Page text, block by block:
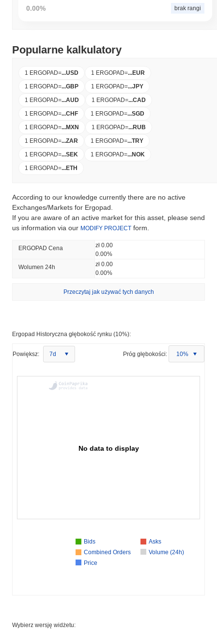
0.00% brak rangi
Popularne kalkulatory
1 ERGOPAD=...USD 1 ERGOPAD=...EUR
1 ERGOPAD=...GBP 1 ERGOPAD=...JPY
1 ERGOPAD=...AUD 1 ERGOPAD=...CAD
1 ERGOPAD=...CHF 1 ERGOPAD=...SGD
1 ERGOPAD=...MXN 1 ERGOPAD=...RUB
1 ERGOPAD=...ZAR 1 ERGOPAD=...TRY
1 ERGOPAD=...SEK 1 ERGOPAD=...NOK
1 ERGOPAD=...ETH
According to our knowledge currently there are no active
Exchanges/Markets for Ergopad.
If you are aware of an active market for this asset, please send
us information via our MODIFY PROJECT form.
ERGOPAD Cena
zł 0.00
0.00%
Wolumen 24h
zł 0.00
0.00%
Przeczytaj jak używać tych danych
Ergopad Historyczna głębokość rynku (10%):
Powiększ: 7d Próg głębokości: 10%
No data to display
Bids
Asks
Combined Orders
Volume (24h)
Price
Wybierz wersję widżetu: